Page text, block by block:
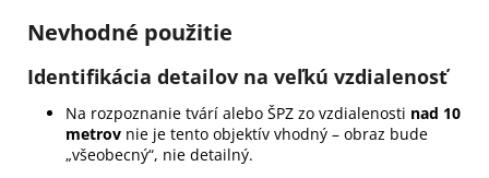
Nevhodné použitie
Identifikácia detailov na veľkú vzdialenosť
Na rozpoznanie tvárí alebo ŠPZ zo vzdialenosti nad 10
metrov nie je tento objektív vhodný – obraz bude
„všeobecný“, nie detailný.